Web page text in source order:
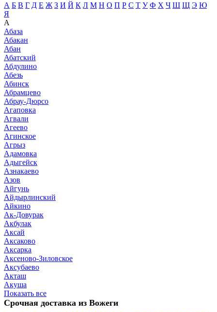
А Б В Г Д Е Ж З И Й К Л М Н О П Р С Т У Ф Х Ч Ш Щ Э Ю
Я
А
Абаза
Абакан
Абан
Абатский
Абдулино
Абезь
Абинск
Абрамцево
Абрау-Дюрсо
Агаповка
Агвали
Агеево
Агинское
Агрыз
Адамовка
Адыгейск
Азнакаево
Азов
Айгунь
Айдырлинский
Айкино
Ак-Довурак
Акбулак
Аксай
Аксаково
Аксарка
Аксеново-Зиловское
Аксубаево
Акташ
Акуша
Показать все
Срочная доставка из Вожеги